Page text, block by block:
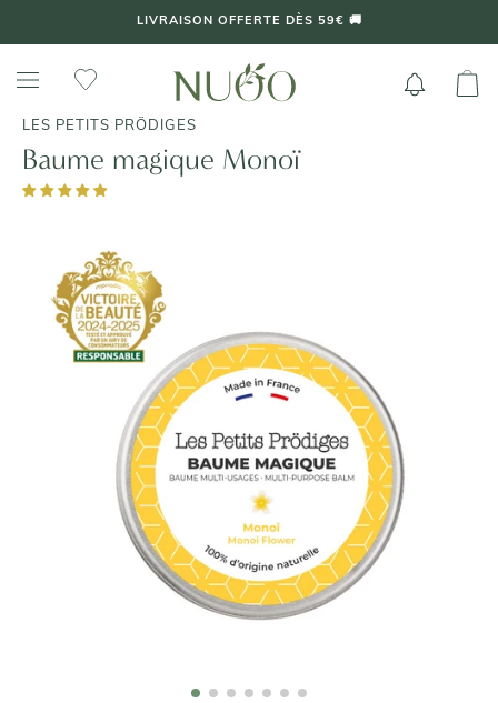
LIVRAISON OFFERTE DÈS 59€ 🚚
LES PETITS PRÖDIGES
Baume magique Monoï